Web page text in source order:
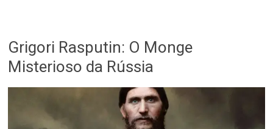
Grigori Rasputin: O Monge
Misterioso da Rússia